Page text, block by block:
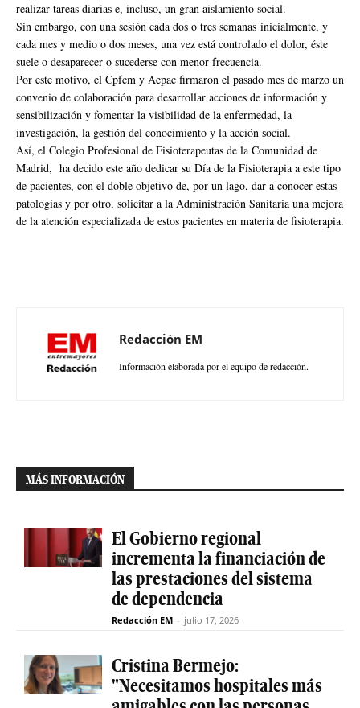
realizar tareas diarias e, incluso, un gran aislamiento social.
Sin embargo, con una sesión cada dos o tres semanas inicialmente, y
cada mes y medio o dos meses, una vez está controlado el dolor, éste
suele o desaparecer o sucederse con menor frecuencia.
Por este motivo, el Cpfcm y Aepac firmaron el pasado mes de marzo un
convenio de colaboración para desarrollar acciones de información y
sensibilización y fomentar la visibilidad de la enfermedad, la
investigación, la gestión del conocimiento y la acción social.
Así, el Colegio Profesional de Fisioterapeutas de la Comunidad de
Madrid, ha decido este año dedicar su Día de la Fisioterapia a este tipo
de pacientes, con el doble objetivo de, por un lago, dar a conocer estas
patologías y por otro, solicitar a la Administración Sanitaria una mejora
de la atención especializada de estos pacientes en materia de fisioterapia.
Redacción EM
Información elaborada por el equipo de redacción.
MÁS INFORMACIÓN
El Gobierno regional
incrementa la financiación de
las prestaciones del sistema
de dependencia
Redacción EM - julio 17, 2026
Cristina Bermejo:
"Necesitamos hospitales más